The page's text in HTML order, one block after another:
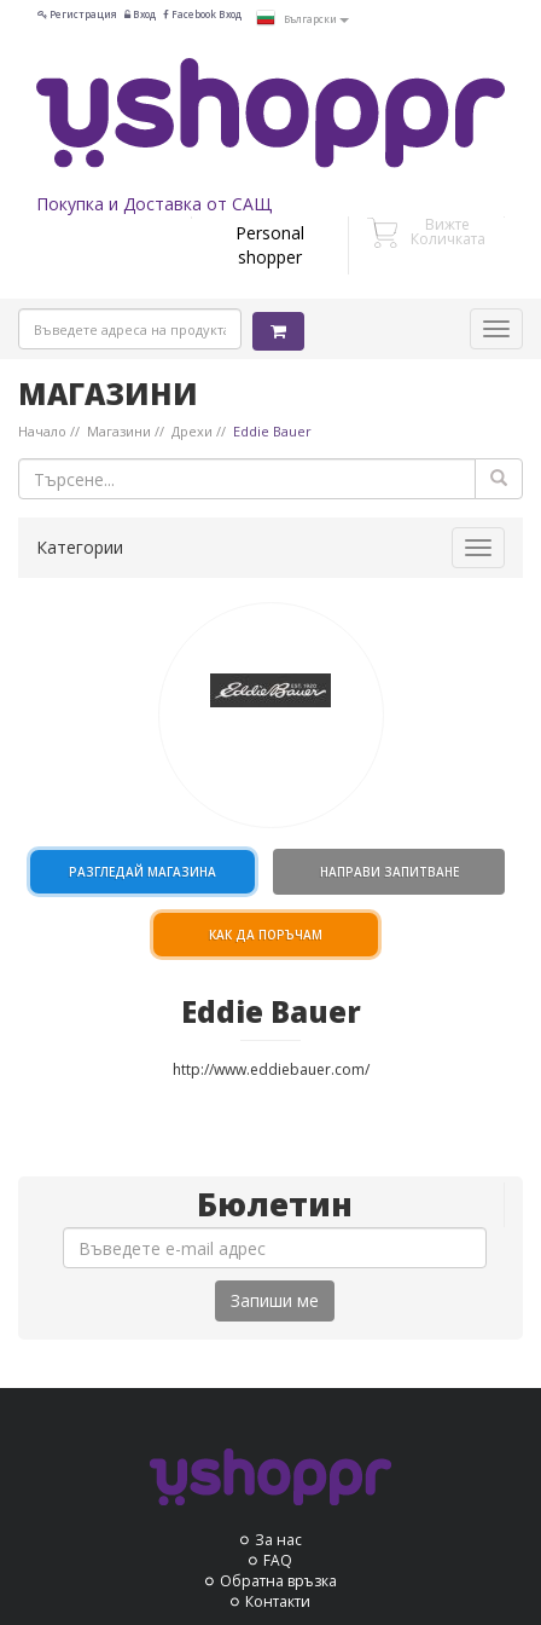
Регистрация Вход Facebook Вход Български
Покупка и Доставка от САЩ
Personal
shopper
Вижте
Количката
МАГАЗИНИ
Начало Магазини Дрехи Eddie Bauer
Toggle
Категории
РАЗГЛЕДАЙ МАГАЗИНА НАПРАВИ ЗАПИТВАНЕ
КАК ДА ПОРЪЧАМ
Eddie Bauer
http://www.eddiebauer.com/
Бюлетин
Запиши ме
За нас
FAQ
Обратна връзка
Контакти